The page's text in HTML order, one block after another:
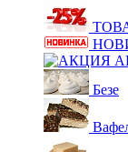
Безе